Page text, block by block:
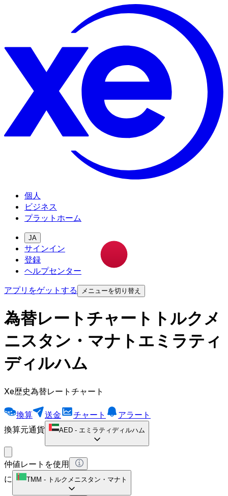
個人
ビジネス
プラットホーム
JA
サインイン
登録
ヘルプセンター
アプリをゲットする
メニューを切り替え
為替レートチャートトルクメ
ニスタン・マナトエミラティ
ディルハム
Xe歴史為替レートチャート
換算 送金 チャート
アラート
換算元通貨
AED - エミラティディルハム
仲値レートを使用
に
TMM - トルクメニスタン・マナト